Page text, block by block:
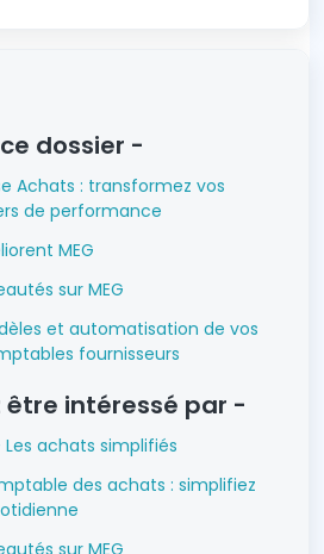
dossier -
Achats : transformez vos
de performance
MEG
sur MEG
et automatisation de vos
fournisseurs
être intéressé par -
achats simplifiés
des achats : simplifiez
sur MEG